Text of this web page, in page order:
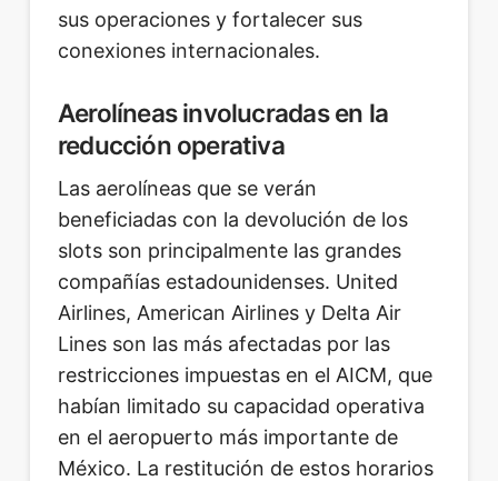
sus operaciones y fortalecer sus
conexiones internacionales.
Aerolíneas involucradas en la
reducción operativa
Las aerolíneas que se verán
beneficiadas con la devolución de los
slots son principalmente las grandes
compañías estadounidenses. United
Airlines, American Airlines y Delta Air
Lines son las más afectadas por las
restricciones impuestas en el AICM, que
habían limitado su capacidad operativa
en el aeropuerto más importante de
México. La restitución de estos horarios